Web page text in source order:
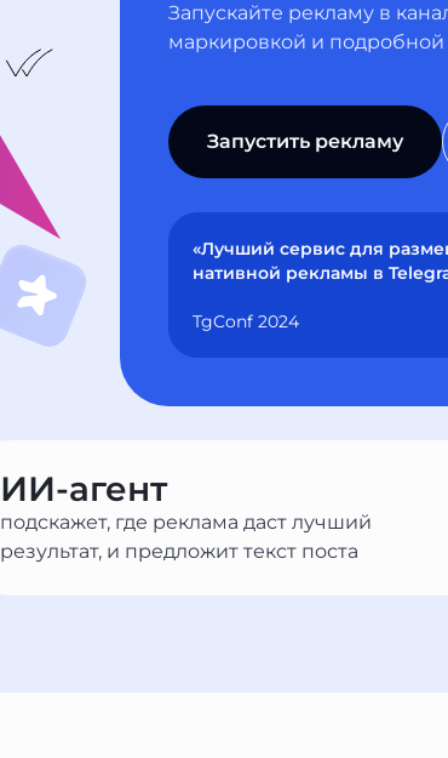
Запускайте рекламу в
маркировкой и подробной
Запустить рекламу
«Лучший сервис для
нативной рекламы в
TgConf 2024
ИИ-агент
подскажет, где реклама даст лучший
результат, и предложит текст поста